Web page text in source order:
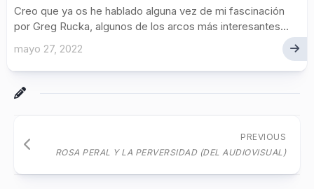
Creo que ya os he hablado alguna vez de mi fascinación
por Greg Rucka, algunos de los arcos más interesantes...
mayo 27, 2022
PREVIOUS
ROSA PERAL Y LA PERVERSIDAD (DEL AUDIOVISUAL)